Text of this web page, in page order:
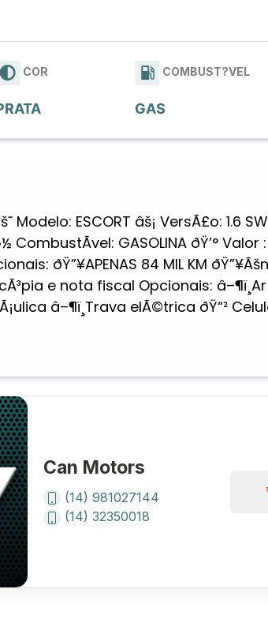
COR COMBUST?VEL
GAS
Modelo: ESCORT âš¡ VersÃ£o: 1.6
CombustÃ­vel: GASOLINA ðŸ’° Valor
ðŸ”¥APENAS 84 MIL KM
e nota fiscal Opcionais:
â–¶ï¸Trava elÃ©trica ðŸ“²
Can Motors
(14) 981027144
(14) 32350018